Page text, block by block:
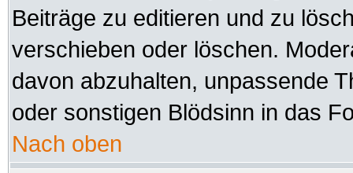
Beiträge zu editieren und zu
verschieben oder löschen.
davon abzuhalten, unpassende
oder sonstigen Blödsinn in das
Nach oben